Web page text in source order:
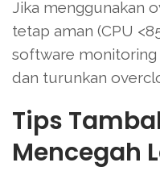
Jika menggunakan
tetap aman (CPU
software
dan turunkan
Tips
Mencegah